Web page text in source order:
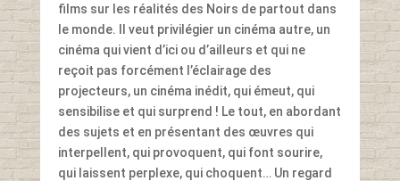
films sur les réalités des Noirs de partout dans
le monde. Il veut privilégier un cinéma autre, un
cinéma qui vient d’ici ou d’ailleurs et qui ne
reçoit pas forcément l’éclairage des
projecteurs, un cinéma inédit, qui émeut, qui
sensibilise et qui surprend ! Le tout, en abordant
des sujets et en présentant des œuvres qui
interpellent, qui provoquent, qui font sourire,
qui laissent perplexe, qui choquent… Un regard